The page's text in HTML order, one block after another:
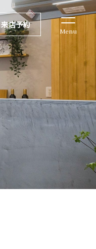
来店予約
Menu